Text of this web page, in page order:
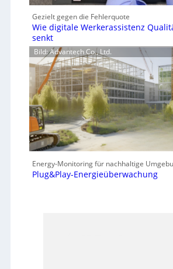
Gezielt gegen die Fehlerquote
Wie digitale Werkerassistenz
senkt
Bild: Advantech Co., Ltd.
Energy-Monitoring für nachhaltige
Plug&Play-Energieüberwachung